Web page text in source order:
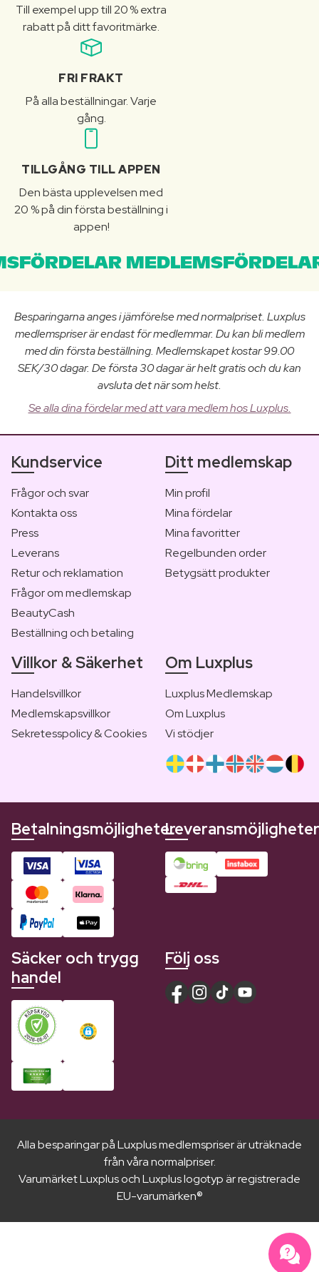
Till exempel upp till 20 % extra
rabatt på ditt favoritmärke.
FRI FRAKT
På alla beställningar. Varje
gång.
TILLGÅNG TILL APPEN
Den bästa upplevelsen med
20 % på din första beställning i
appen!
Besparingarna anges i jämförelse med normalpriset. Luxplus
medlemspriser är endast för medlemmar. Du kan bli medlem
med din första beställning. Medlemskapet kostar 99.00
SEK/30 dagar. De första 30 dagar är helt gratis och du kan
avsluta det när som helst.
Se alla dina fördelar med att vara medlem hos Luxplus.
Kundservice
Frågor och svar
Kontakta oss
Press
Leverans
Retur och reklamation
Frågor om medlemskap
BeautyCash
Beställning och betaling
Ditt medlemskap
Min profil
Mina fördelar
Mina favoritter
Regelbunden order
Betygsätt produkter
Villkor & Säkerhet
Handelsvillkor
Medlemskapsvillkor
Sekretesspolicy & Cookies
Om Luxplus
Luxplus Medlemskap
Om Luxplus
Vi stödjer
BetalningsmöjligheterLeveransmöjligheter
Säcker och trygg
handel
Följ oss
Alla besparingar på Luxplus medlemspriser är uträknade
från våra normalpriser.
Varumärket Luxplus och Luxplus logotyp är registrerade
EU-varumärken®